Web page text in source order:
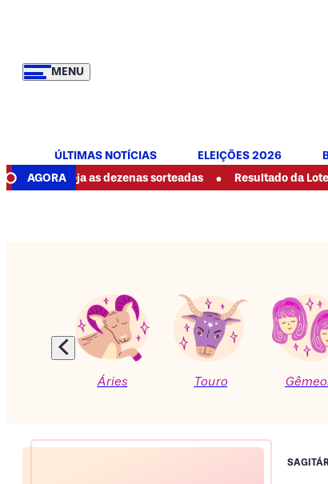
MENU
ÚLTIMAS NOTÍCIAS ELEIÇÕES 2026
AGORA
as dezenas sorteadas • Resultado da Loteria
Áries Touro